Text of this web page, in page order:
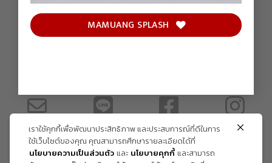
MAMUANG SPLASH
เราใช้คุกกี้เพื่อพัฒนาประสิทธิภาพ และประสบการณ์ที่ดีในการ
ใช้เว็บไซต์ของคุณ คุณสามารถศึกษารายละเอียดได้ที่
นโยบายความเป็นส่วนตัวและ นโยบายคุกกี้และสามารถ